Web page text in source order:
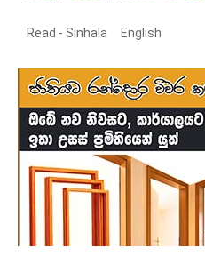
Read - Sinhala English